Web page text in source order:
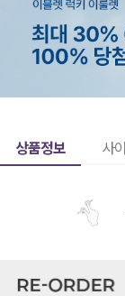
상품정보 사